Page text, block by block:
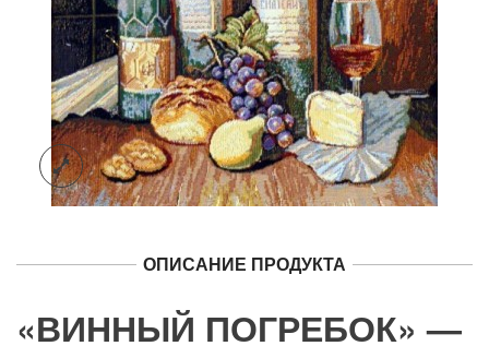
ОПИСАНИЕ ПРОДУКТА
«ВИННЫЙ ПОГРЕБОК» —